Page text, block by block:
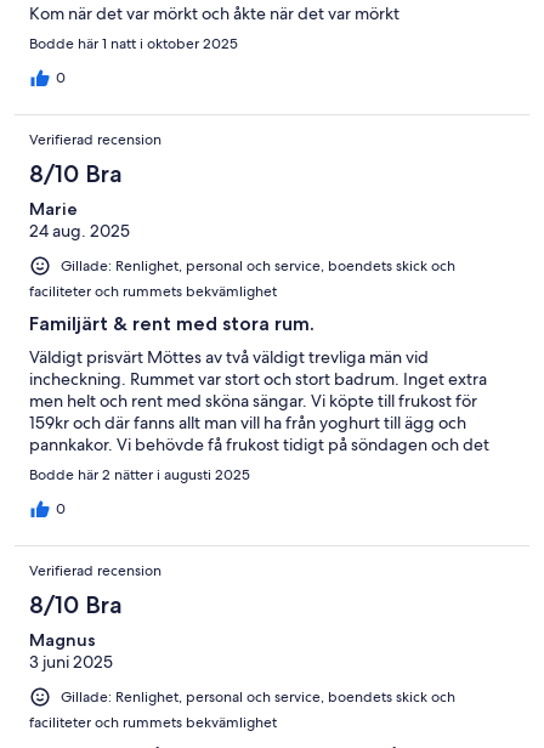
Kom när det var mörkt och åkte när det var mörkt
Bodde här 1 natt i oktober 2025
0
Verifierad recension
8/10 Bra
Marie
24 aug. 2025
Gillade: Renlighet, personal och service, boendets skick och
faciliteter och rummets bekvämlighet
Familjärt & rent med stora rum.
Väldigt prisvärt Möttes av två väldigt trevliga män vid
incheckning. Rummet var stort och stort badrum. Inget extra
men helt och rent med sköna sängar. Vi köpte till frukost för
159kr och där fanns allt man vill ha från yoghurt till ägg och
pannkakor. Vi behövde få frukost tidigt på söndagen och det
fixade de utan problem, riktigt bra service. Förväntar man sig lyx
ska man välja annat ställe men vill man ha familjärt och vänligt så
väljer man det här stället.
Bodde här 2 nätter i augusti 2025
0
Verifierad recension
8/10 Bra
Magnus
3 juni 2025
Gillade: Renlighet, personal och service, boendets skick och
faciliteter och rummets bekvämlighet